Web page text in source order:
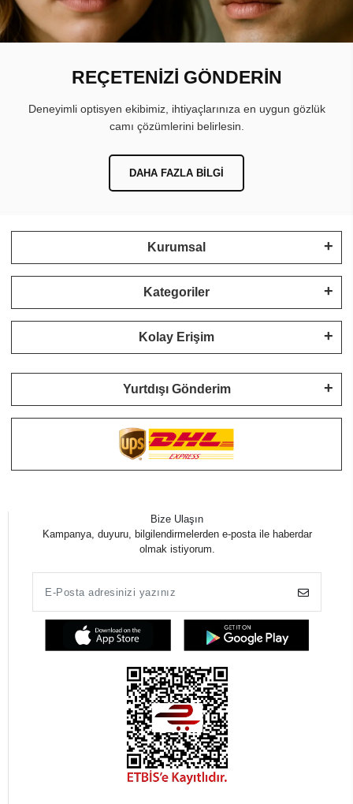
REÇETENİZİ GÖNDERİN
Deneyimli optisyen ekibimiz, ihtiyaçlarınıza en uygun gözlük
camı çözümlerini belirlesin.
DAHA FAZLA BILGI
Kurumsal
Kategoriler
Kolay Erişim
Yurtdışı Gönderim
Bize Ulaşın
Kampanya, duyuru, bilgilendirmelerden e-posta ile haberdar
olmak istiyorum.